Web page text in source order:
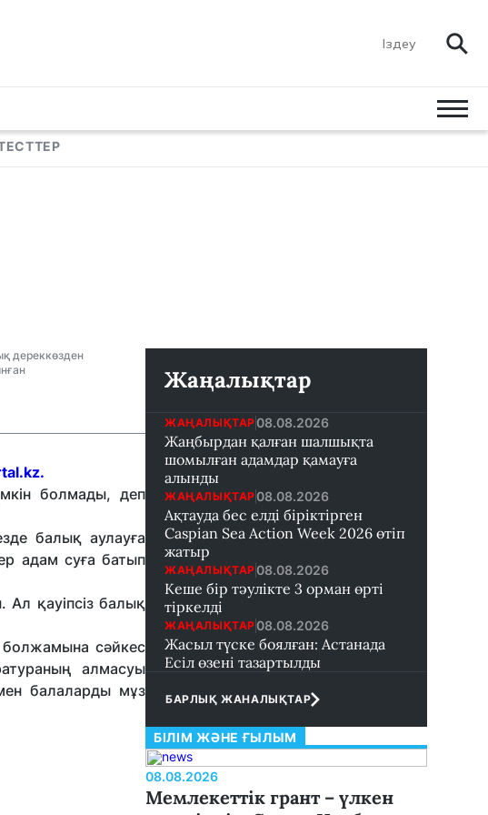
дереккөзден
болмады, деп
балық аулауға
адам суға батып
қауіпсіз балық
сәйкес
алмасуы
балаларды мұз
Жаңалықтар
ЖАҢАЛЫҚТАР 08.08.2026
Жаңбырдан қалған шалшықта
шомылған адамдар қамауға
алынды
ЖАҢАЛЫҚТАР 08.08.2026
Ақтауда бес елді біріктірген
Caspian Sea Action Week 2026 өтіп
жатыр
ЖАҢАЛЫҚТАР 08.08.2026
Кеше бір тәулікте 3 орман өрті
тіркелді
ЖАҢАЛЫҚТАР 08.08.2026
Жасыл түске боялған: Астанада
Есіл өзені тазартылды
БАРЛЫҚ ЖАНАЛЫҚТАР
БІЛІМ ЖӘНЕ ҒЫЛЫМ
08.08.2026
Мемлекеттік грант – үлкен